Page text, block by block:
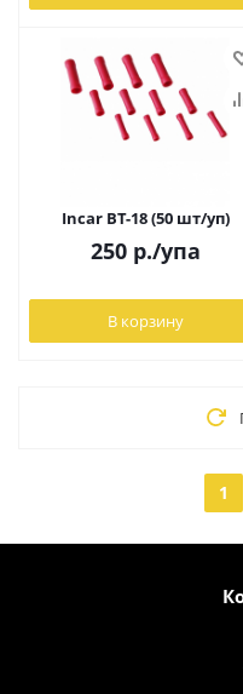
Incar BT-18 (50 шт/уп)
250р./упа
В корзину
1